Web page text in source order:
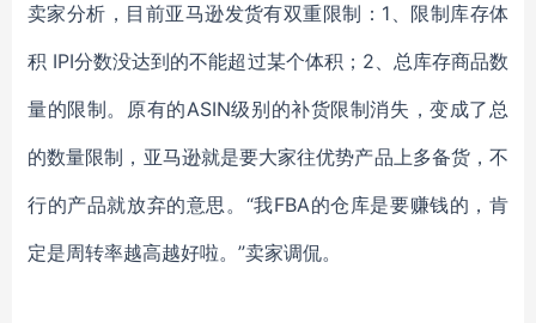
卖家分析，目前亚马逊发货有双重限制： 1、限制库存体
积 IPI分数没达到的不能超过某个体积；2、总库存商品数
量的限制。原有的ASIN级别的补货限制消失，变成了总
的数量限制，亚马逊就是要大家往优势产品上多备货，不
行的产品就放弃的意思。“我FBA的仓库是要赚钱的，肯
定是周转率越高越好啦。”卖家调侃。